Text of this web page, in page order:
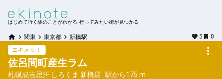
はじめて行く駅のことがわかる 行ってみたい街が見つかる
関東 東京都 新橋駅 5
0
エキメシ！
佐呂間町産生ラム
札幌成吉思汗 しろくま 新橋店 駅から175 m